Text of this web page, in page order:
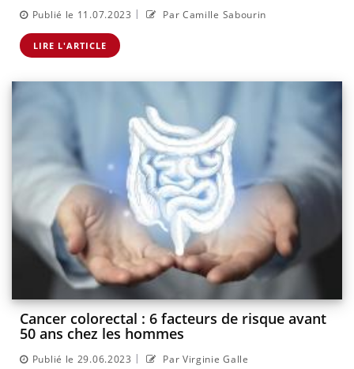
Publié le 11.07.2023 | Par Camille Sabourin
LIRE L'ARTICLE
Cancer colorectal : 6 facteurs de risque avant
50 ans chez les hommes
Publié le 29.06.2023 | Par Virginie Galle